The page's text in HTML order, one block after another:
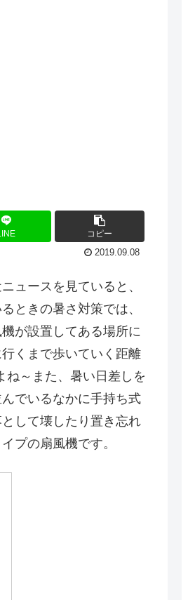
コピー
2019.09.08
ュースを見ていると、
ときの暑さ対策では、
が設置してある場所に
くまで歩いていく距離
ね～また、暑い日差しを
でいるなかに手持ち式
して壊したり置き忘れ
プの扇風機です。